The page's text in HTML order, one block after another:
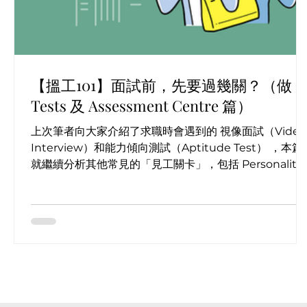
【搵工101】面試前，先要過幾關？（做
Tests 及 Assessment Centre 篇）
上次筆者向大家介紹了求職時會遇到的 視像面試（Video
Interview）和能力傾向測試（Aptitude Test） ，本篇
就繼續分析其他常見的「見工關卡」，包括 Personality